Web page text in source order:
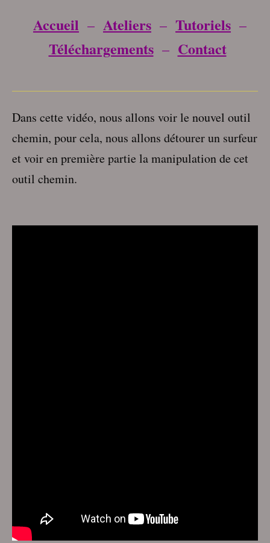
Accueil – Ateliers – Tutoriels –
Téléchargements– Contact
Dans cette vidéo, nous allons voir le nouvel outil
chemin, pour cela, nous allons détourer un surfeur
et voir en première partie la manipulation de cet
outil chemin.